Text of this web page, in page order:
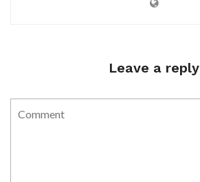
Leave a reply